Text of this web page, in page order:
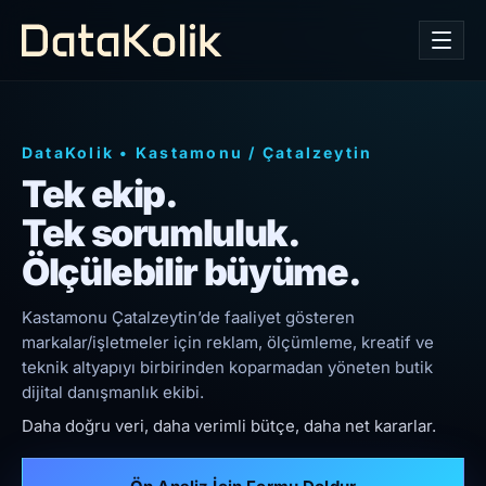
DataKolik • Kastamonu / Çatalzeytin
Tek ekip.
Tek sorumluluk.
Ölçülebilir büyüme.
Kastamonu Çatalzeytin’de faaliyet gösteren
markalar/işletmeler için reklam, ölçümleme, kreatif ve
teknik altyapıyı birbirinden koparmadan yöneten butik
dijital danışmanlık ekibi.
Daha doğru veri, daha verimli bütçe, daha net kararlar.